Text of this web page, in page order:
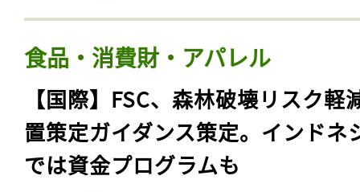
食品・消費財・アパレル
【国際】FSC、森林破壊リスク軽
置策定ガイダンス策定。インドネ
では資金プログラムも